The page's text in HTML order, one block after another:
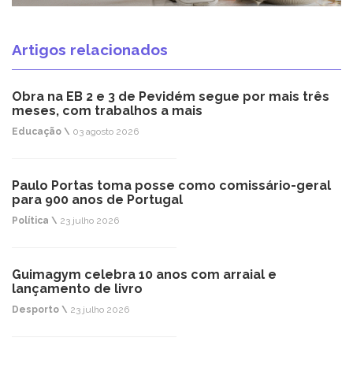
Artigos relacionados
Obra na EB 2 e 3 de Pevidém segue por mais três
meses, com trabalhos a mais
Educação \ 03 agosto 2026
Paulo Portas toma posse como comissário-geral
para 900 anos de Portugal
Política \ 23 julho 2026
Guimagym celebra 10 anos com arraial e
lançamento de livro
Desporto \ 23 julho 2026